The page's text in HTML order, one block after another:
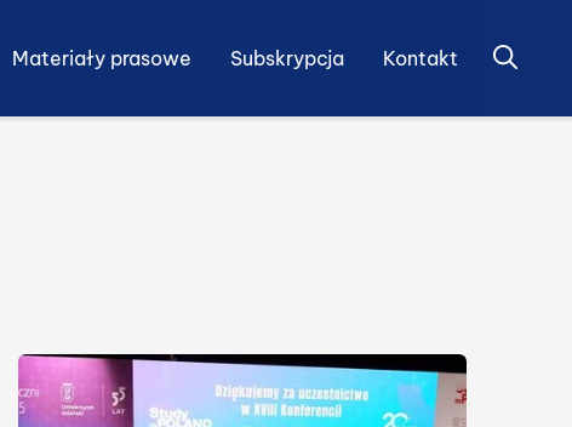
Materiały prasowe Subskrypcja Kontakt Otwórz